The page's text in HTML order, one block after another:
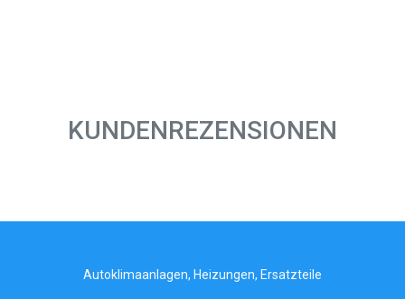
KUNDENREZENSIONEN
Autoklimaanlagen, Heizungen, Ersatzteile